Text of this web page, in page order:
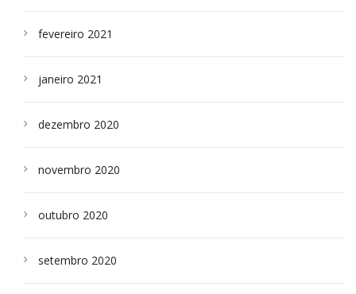
fevereiro 2021
janeiro 2021
dezembro 2020
novembro 2020
outubro 2020
setembro 2020